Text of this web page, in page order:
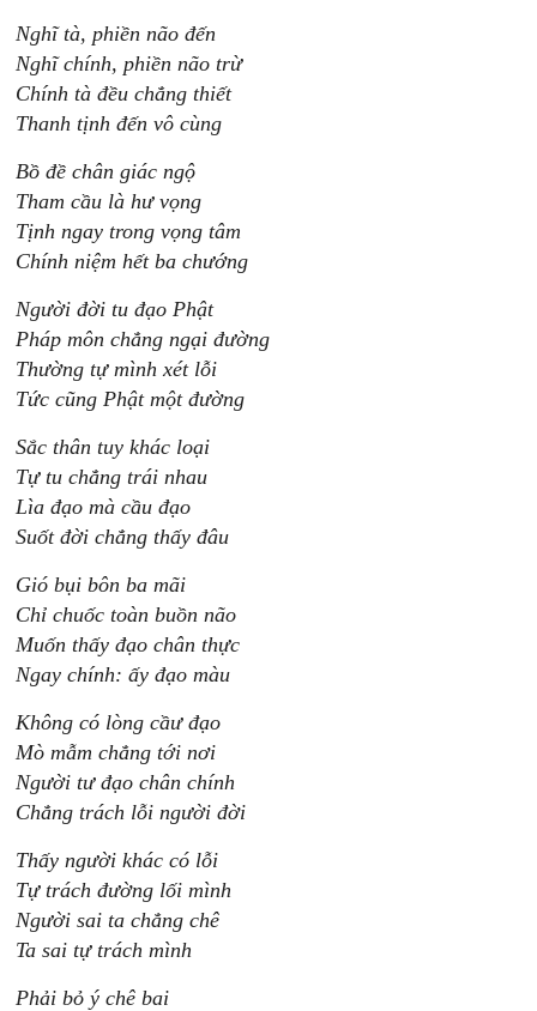
Nghĩ tà, phiền não đến
Nghĩ chính, phiền não trừ
Chính tà đều chẳng thiết
Thanh tịnh đến vô cùng
Bồ đề chân giác ngộ
Tham cầu là hư vọng
Tịnh ngay trong vọng tâm
Chính niệm hết ba chướng
Người đời tu đạo Phật
Pháp môn chẳng ngại đường
Thường tự mình xét lỗi
Tức cũng Phật một đường
Sắc thân tuy khác loại
Tự tu chẳng trái nhau
Lìa đạo mà cầu đạo
Suốt đời chẳng thấy đâu
Gió bụi bôn ba mãi
Chỉ chuốc toàn buồn não
Muốn thấy đạo chân thực
Ngay chính: ấy đạo màu
Không có lòng cầư đạo
Mò mẫm chẳng tới nơi
Người tư đạo chân chính
Chẳng trách lỗi người đời
Thấy người khác có lỗi
Tự trách đường lối mình
Người sai ta chẳng chê
Ta sai tự trách mình
Phải bỏ ý chê bai